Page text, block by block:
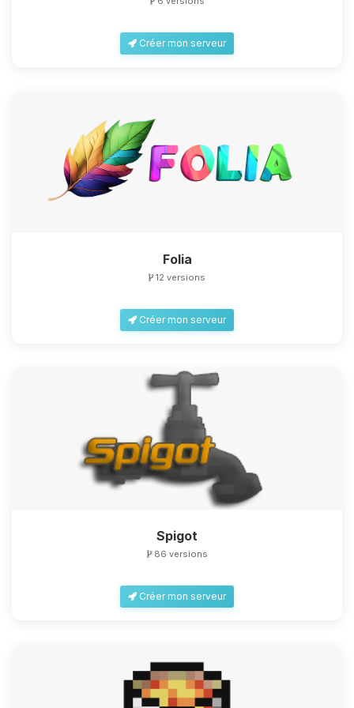
Créer mon serveur
Folia
12 versions
Créer mon serveur
Spigot
86 versions
Créer mon serveur